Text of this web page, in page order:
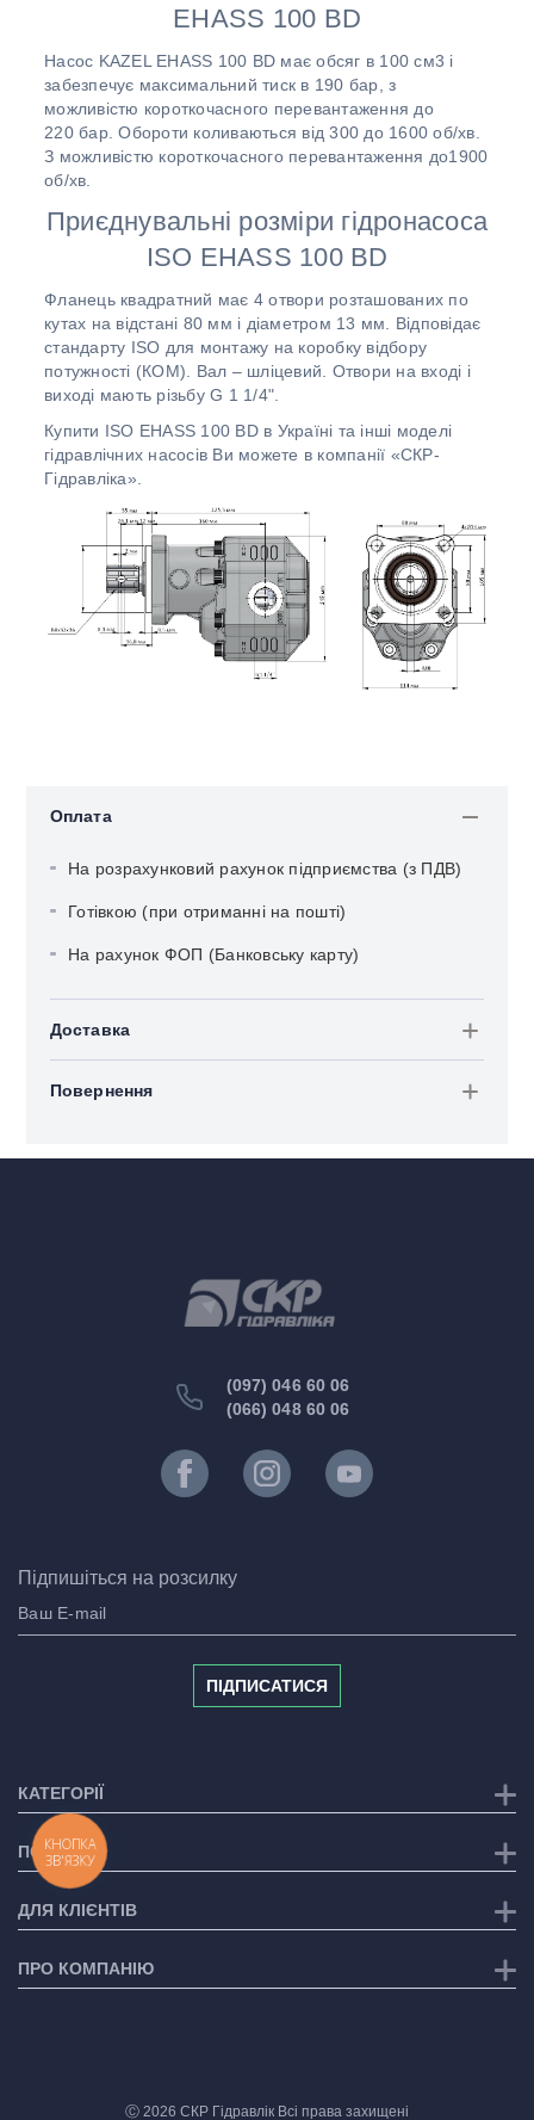
EHASS 100 BD
Насос KAZEL EHASS 100 BD має обсяг в 100 см3 і
забезпечує максимальний тиск в 190 бар, з
можливістю короткочасного перевантаження до
220 бар. Обороти коливаються від 300 до 1600 об/хв.
З можливістю короткочасного перевантаження до1900
об/хв.
Приєднувальні розміри гідронасоса
ISO EHASS 100 BD
Фланець квадратний має 4 отвори розташованих по
кутах на відстані 80 мм і діаметром 13 мм. Відповідає
стандарту ISO для монтажу на коробку відбору
потужності (КОМ). Вал – шліцевий. Отвори на вході і
виході мають різьбу G 1 1/4".
Купити ISO EHASS 100 BD в Україні та інші моделі
гідравлічних насосів Ви можете в компанії «СКР-
Гідравліка».
Оплата
На розрахунковий рахунок підприємства (з ПДВ)
Готівкою (при отриманні на пошті)
На рахунок ФОП (Банковську карту)
Доставка
Повернення
(097) 046 60 06
(066) 048 60 06
Підпишіться на розсилку
ПІДПИСАТИСЯ
КАТЕГОРІЇ
ПОСЛУГИ
ДЛЯ КЛІЄНТІВ
ПРО КОМПАНІЮ
Ⓒ 2026 СКР Гідравлік Всі права захищені
КНОПКА
ЗВ'ЯЗКУ